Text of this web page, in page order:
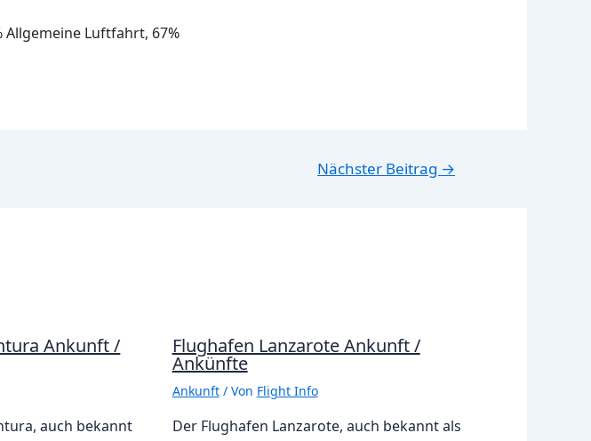
Allgemeine Luftfahrt, 67%
Nächster Beitrag →
Ankunft /
auch bekannt
Flughafen Lanzarote Ankunft /
Ankünfte
Ankunft/ Von Flight Info
Der Flughafen Lanzarote, auch bekannt als